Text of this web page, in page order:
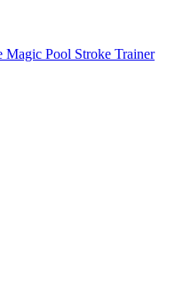
Magic Pool Stroke Trainer